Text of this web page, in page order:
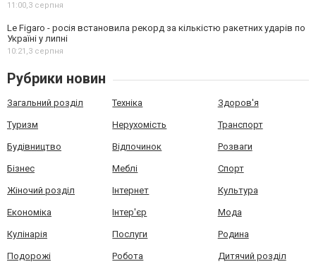
11:00,3 серпня
Le Figaro - росія встановила рекорд за кількістю ракетних ударів по
Україні у липні
10:21,3 серпня
Рубрики новин
Загальний розділ Техніка Здоров'я
Туризм Нерухомість Транспорт
Будівництво Відпочинок Розваги
Бізнес Меблі Спорт
Жіночий розділ Інтернет Культура
Економіка Інтер'єр Мода
Кулінарія Послуги Родина
Подорожі Робота Дитячий розділ